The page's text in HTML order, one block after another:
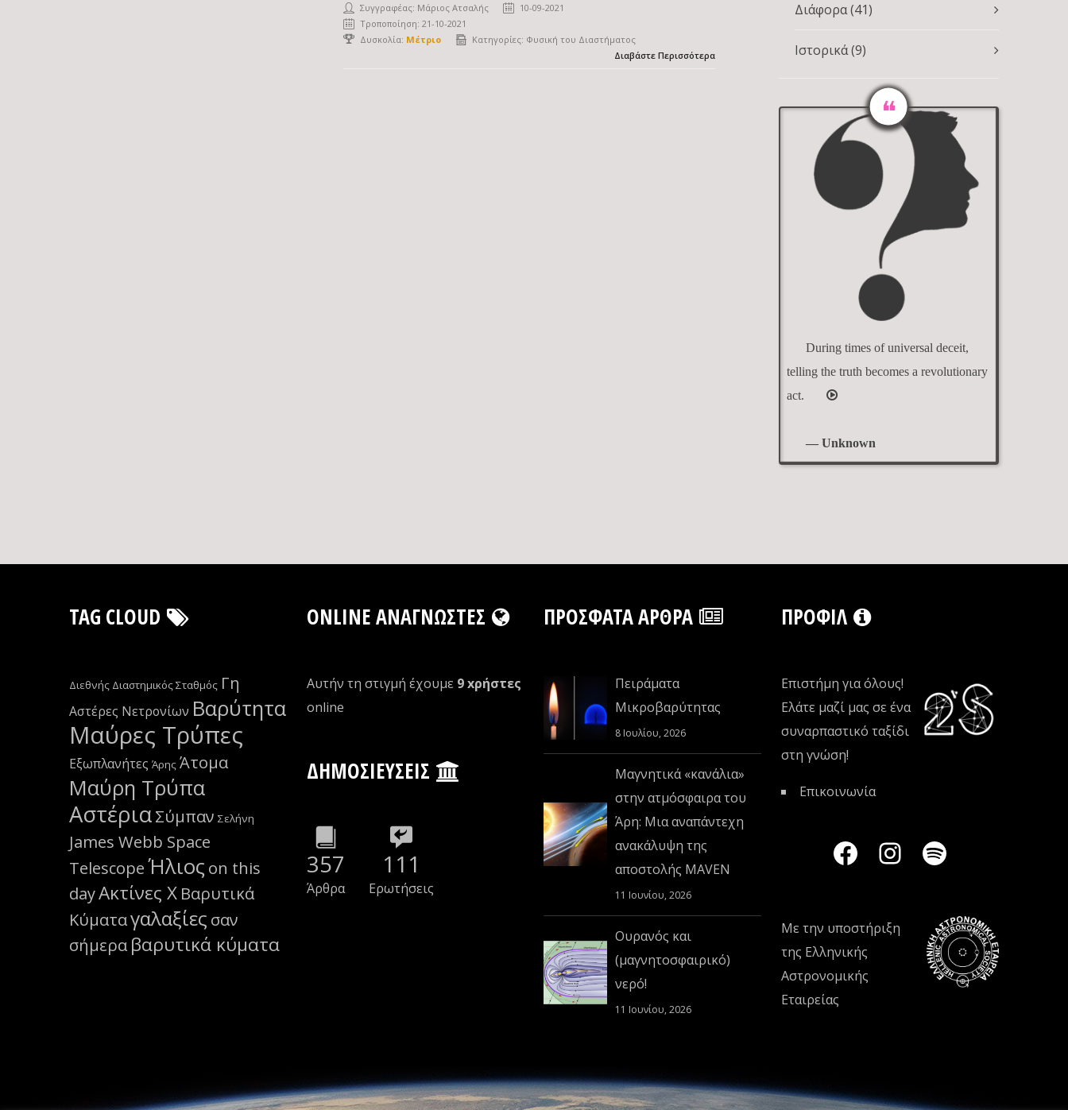
Συγγραφέας: Μάριος Ατσαλής
10-09-2021
Τροποποίηση: 21-10-2021
Δυσκολία: Μέτριο Κατηγορίες: Φυσική του Διαστήματος
Διαβάστε Περισσότερα
Διάφορα(41)
Ιστορικά(9)
During times of universal deceit,
telling the truth becomes a revolutionary
act.
— Unknown
TAG CLOUD
Διεθνής Διαστημικός Σταθμός Γη
Αστέρες Νετρονίων Βαρύτητα
Μαύρες Τρύπες
Εξωπλανήτες Άρης Άτομα
Μαύρη Τρύπα
ΑστέριαΣύμπαν Σελήνη
James Webb Space
TelescopeΉλιος on this
dayΑκτίνες Χ Βαρυτικά
Κύματαγαλαξίες σαν
σήμερα βαρυτικά κύματα
ONLINE ΑΝΑΓΝΏΣΤΕΣ
Αυτήν τη στιγμή έχουμε 9 xρήστες
οnline
ΔΗΜΟΣΙΕΎΣΕΙΣ
357
Άρθρα
111
Ερωτήσεις
ΠΡΌΣΦΑΤΑ ΆΡΘΡΑ
Πειράματα
Μικροβαρύτητας
8 Ιουλίου, 2026
Μαγνητικά «κανάλια»
στην ατμόσφαιρα του
Άρη: Μια αναπάντεχη
ανακάλυψη της
αποστολής MAVEN
11 Ιουνίου, 2026
Ουρανός και
(μαγνητοσφαιρικό)
νερό!
11 Ιουνίου, 2026
ΠΡΟΦΊΛ
Επιστήμη για όλους!
Ελάτε μαζί μας σε ένα
συναρπαστικό ταξίδι
στη γνώση!
Επικοινωνία
Με την υποστήριξη
της Ελληνικής
Αστρονομικής
Εταιρείας